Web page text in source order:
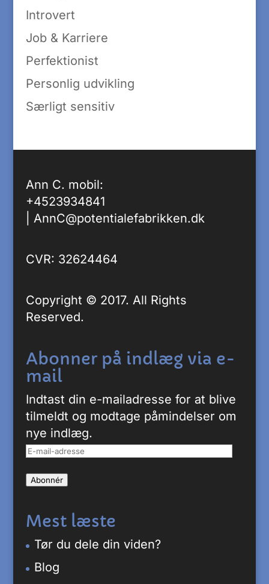
Introvert
Job & Karriere
Perfektionist
Personlig udvikling
Særligt sensitiv
Ann C. mobil:
+4523934841
AnnC@potentialefabrikken.dk
CVR: 32624464
Copyright © 2017. All Rights
Reserved.
Abonner på indlæg via e-
mail
Indtast din e-mailadresse for at blive
tilmeldt og modtage påmindelser om
nye indlæg.
E-
adresse
Abonnér
Mest læste
Tør du dele din viden?
Blog